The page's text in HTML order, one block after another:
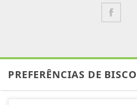
PREFERÊNCIAS DE